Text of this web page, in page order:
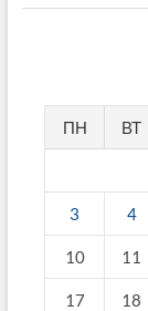
ПН ВТ
3 4
10 11
17 18